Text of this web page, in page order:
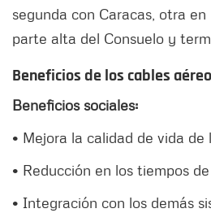
segunda con Caracas, otra
parte alta del Consuelo y
Beneficios de los cables
Beneficios sociales:
• Mejora la calidad de vida de
• Reducción en los tiempos
• Integración con los demás